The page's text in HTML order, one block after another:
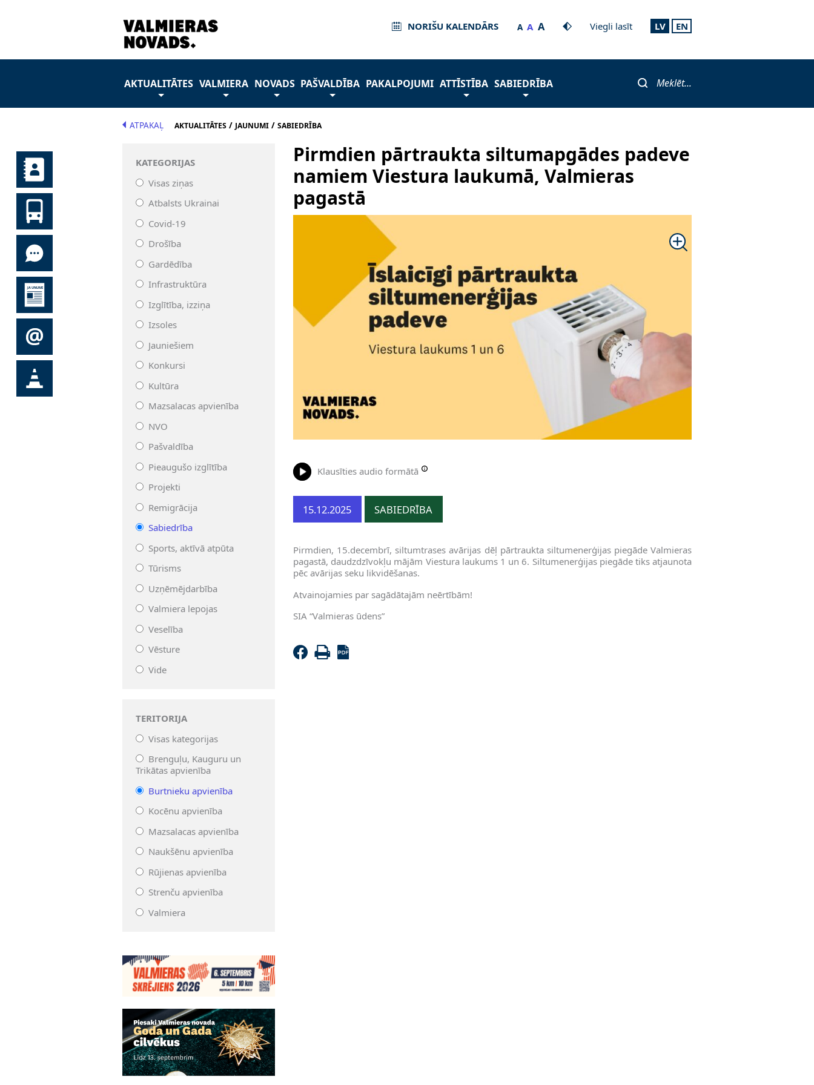
NORIŠU KALENDĀRS A A A Viegli lasīt LV EN
AKTUALITĀTES VALMIERA NOVADS PAŠVALDĪBA PAKALPOJUMI ATTĪSTĪBA SABIEDRĪBA Meklēt...
ATPAKAĻ AKTUALITĀTES/ JAUNUMI/ SABIEDRĪBA
KATEGORIJAS
Visas ziņas
Atbalsts Ukrainai
Covid-19
Drošība
Gardēdība
Infrastruktūra
Izglītība, izziņa
Izsoles
Jauniešiem
Konkursi
Kultūra
Mazsalacas apvienība
NVO
Pašvaldība
Pieaugušo izglītība
Projekti
Remigrācija
Sabiedrība
Sports, aktīvā atpūta
Tūrisms
Uzņēmējdarbība
Valmiera lepojas
Veselība
Vēsture
Vide
TERITORIJA
Visas kategorijas
Brenguļu, Kauguru un
Trikātas apvienība
Burtnieku apvienība
Kocēnu apvienība
Mazsalacas apvienība
Naukšēnu apvienība
Rūjienas apvienība
Strenču apvienība
Valmiera
Pirmdien pārtraukta siltumapgādes padeve
namiem Viestura laukumā, Valmieras
pagastā
Klausīties audio formātā
15.12.2025 SABIEDRĪBA
Pirmdien, 15.decembrī, siltumtrases avārijas dēļ pārtraukta siltumenerģijas piegāde Valmieras
pagastā, daudzdzīvokļu mājām Viestura laukums 1 un 6. Siltumenerģijas piegāde tiks atjaunota
pēc avārijas seku likvidēšanas.
Atvainojamies par sagādātajām neērtībām!
SIA “Valmieras ūdens”